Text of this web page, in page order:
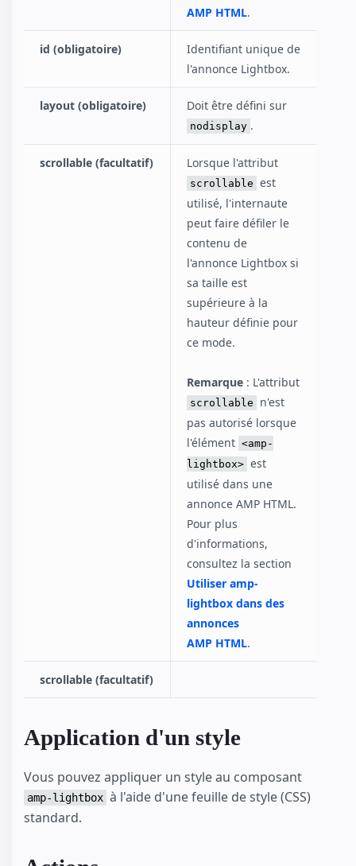
AMP HTML.
id (obligatoire)
Identifiant unique de
l'annonce Lightbox.
layout (obligatoire) Doit être défini sur
nodisplay .
scrollable (facultatif) Lorsque l'attribut
scrollable est
utilisé, l'internaute
peut faire défiler le
contenu de
l'annonce Lightbox si
sa taille est
supérieure à la
hauteur définie pour
ce mode.
Remarque : L'attribut
scrollable
n'est
pas autorisé lorsque
l'élément <amp-
lightbox> est
utilisé dans une
annonce AMP HTML.
Pour plus
d'informations,
consultez la section
Utiliser amp-
lightbox dans des
annonces
AMP HTML.
scrollable (facultatif)
Application d'un style
Vous pouvez appliquer un style au composant
amp-lightbox à l'aide d'une feuille de style (CSS)
standard.